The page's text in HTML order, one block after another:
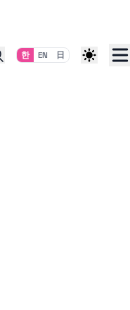
한 EN 日